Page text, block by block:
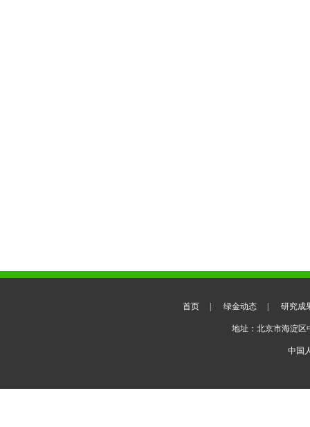
首页 |绿金动态 |研究成
地址：北京市海淀区
中国